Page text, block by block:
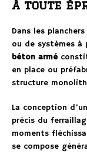
à toute
Dans les planchers
ou de systèmes
béton armé
en place ou
structure
La conception d’un
précis du
moments
se compose